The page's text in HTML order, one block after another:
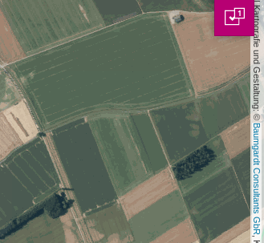
| Kartografie und Gestaltung: ©
Baumgardt Consultants GbR
1